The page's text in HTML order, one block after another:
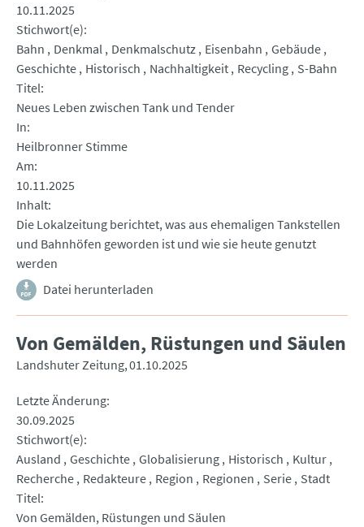
10.11.2025
Stichwort(e)
Bahn
Denkmal Denkmalschutz Eisenbahn Gebäude
Geschichte Historisch Nachhaltigkeit Recycling S-Bahn
Titel
Neues Leben zwischen Tank und Tender
In
Heilbronner Stimme
Am
10.11.2025
Inhalt
Die Lokalzeitung berichtet, was aus ehemaligen Tankstellen
und Bahnhöfen geworden ist und wie sie heute genutzt
werden
Datei herunterladen
Von Gemälden, Rüstungen und Säulen
Landshuter Zeitung 01.10.2025
Letzte Änderung
30.09.2025
Stichwort(e)
Ausland Geschichte Globalisierung Historisch
Kultur
Recherche Redakteure Region Regionen Serie Stadt
Titel
Von Gemälden, Rüstungen und Säulen